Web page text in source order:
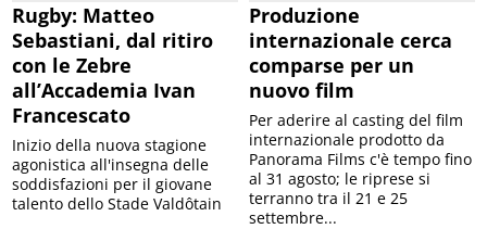
Rugby: Matteo
Sebastiani, dal ritiro
con le Zebre
all’Accademia Ivan
Francescato
Inizio della nuova stagione
agonistica all'insegna delle
soddisfazioni per il giovane
talento dello Stade Valdôtain
Produzione
internazionale cerca
comparse per un
nuovo film
Per aderire al casting del film
internazionale prodotto da
Panorama Films c'è tempo fino
al 31 agosto; le riprese si
terranno tra il 21 e 25
settembre...